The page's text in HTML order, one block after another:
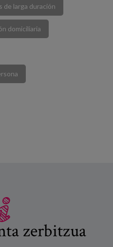
de larga duración
domiciliaria
zerbitzua